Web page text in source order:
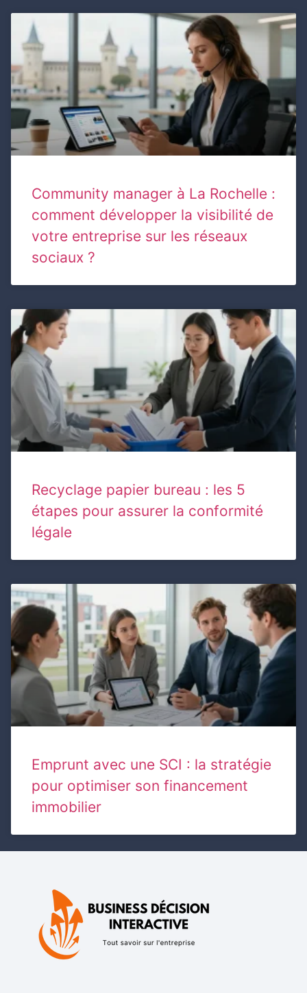
Community manager à La Rochelle :
comment développer la visibilité de
votre entreprise sur les réseaux
sociaux ?
Recyclage papier bureau : les 5
étapes pour assurer la conformité
légale
Emprunt avec une SCI : la stratégie
pour optimiser son financement
immobilier